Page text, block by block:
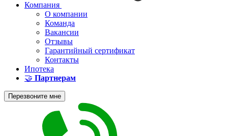
Компания
О компании
Команда
Вакансии
Отзывы
Гарантийный сертификат
Контакты
Ипотека
🤝 Партнерам
Перезвоните мне